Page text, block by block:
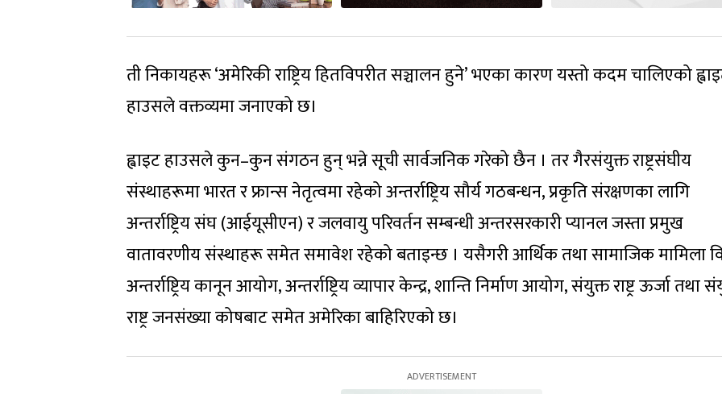
ती निकायहरू ‘अमेरिकी राष्ट्रिय हितविपरीत सञ्चालन हुने’ भएका कारण यस्तो कदम चालिएको
हाउसले वक्तव्यमा जनाएको छ।
ह्वाइट हाउसले कुन–कुन संगठन हुन् भन्ने सूची सार्वजनिक गरेको छैन । तर गैरसंयुक्त राष्ट्रसंघीय
संस्थाहरूमा भारत र फ्रान्स नेतृत्वमा रहेको अन्तर्राष्ट्रिय सौर्य गठबन्धन, प्रकृति संरक्षणका लागि
अन्तर्राष्ट्रिय संघ (आईयूसीएन) र जलवायु परिवर्तन सम्बन्धी अन्तरसरकारी प्यानल जस्ता प्रमुख
वातावरणीय संस्थाहरू समेत समावेश रहेको बताइन्छ । यसैगरी आर्थिक तथा सामाजिक मामिला
अन्तर्राष्ट्रिय कानून आयोग, अन्तर्राष्ट्रिय व्यापार केन्द्र, शान्ति निर्माण आयोग, संयुक्त राष्ट्र ऊर्जा तथा
राष्ट्र जनसंख्या कोषबाट समेत अमेरिका बाहिरिएको छ।